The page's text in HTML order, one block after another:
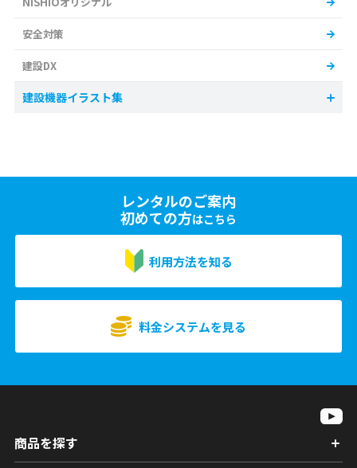
安全対策
建設DX
建設機器イラスト集
レンタルのご案内
初めての方はこちら
利用方法を知る
料金システムを見る
商品を探す